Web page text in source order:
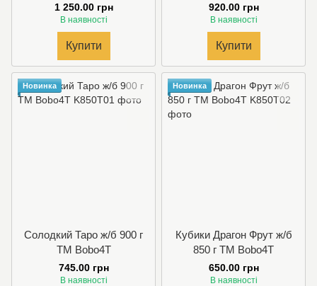
1 250.00 грн
В наявності
Купити
920.00 грн
В наявності
Купити
Новинка
Солодкий Таро ж/б 900 г
TM Bobo4T
745.00 грн
В наявності
Новинка
Кубики Драгон Фрут ж/б
850 г TM Bobo4T
650.00 грн
В наявності